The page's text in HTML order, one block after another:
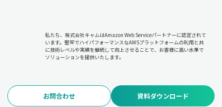
私たち、株式会社キャムはAmazon Web Serviceパートナーに認定されて
います。堅牢でハイパフォーマンスなAWSプラットフォームの利用と共
に技術レベルや実績を継続して向上させることで、お客様に高い水準で
ソリューションを提供いたします。
お問合わせ 資料ダウンロード